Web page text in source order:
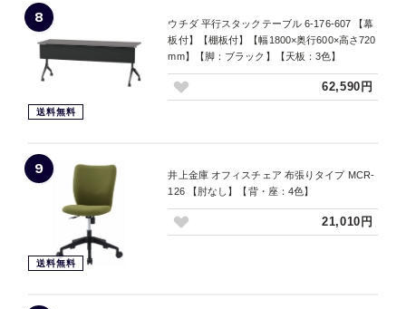
8
送料無料
ウチダ 平行スタックテーブル 6-176-607 【幕
板付】【棚板付】【幅1800×奥行600×高さ720
mm】【脚：ブラック】【天板：3色】
62,590円
9
送料無料
井上金庫 オフィスチェア 布張りタイプ MCR-
126 【肘なし】【背・座：4色】
21,010円